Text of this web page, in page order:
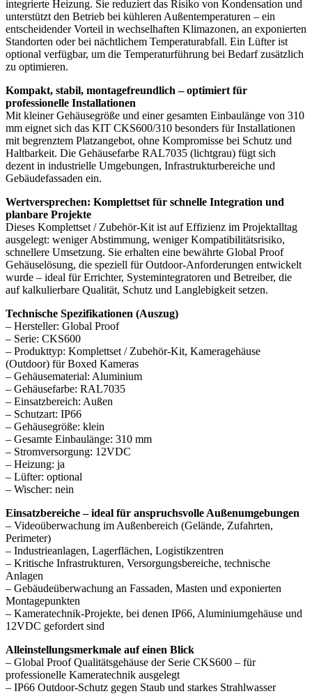
integrierte Heizung. Sie reduziert das Risiko von Kondensation und
unterstützt den Betrieb bei kühleren Außentemperaturen – ein
entscheidender Vorteil in wechselhaften Klimazonen, an exponierten
Standorten oder bei nächtlichem Temperaturabfall. Ein Lüfter ist
optional verfügbar, um die Temperaturführung bei Bedarf zusätzlich
zu optimieren.
Kompakt, stabil, montagefreundlich – optimiert für
professionelle Installationen
Mit kleiner Gehäusegröße und einer gesamten Einbaulänge von 310
mm eignet sich das KIT CKS600/310 besonders für Installationen
mit begrenztem Platzangebot, ohne Kompromisse bei Schutz und
Haltbarkeit. Die Gehäusefarbe RAL7035 (lichtgrau) fügt sich
dezent in industrielle Umgebungen, Infrastrukturbereiche und
Gebäudefassaden ein.
Wertversprechen: Komplettset für schnelle Integration und
planbare Projekte
Dieses Komplettset / Zubehör-Kit ist auf Effizienz im Projektalltag
ausgelegt: weniger Abstimmung, weniger Kompatibilitätsrisiko,
schnellere Umsetzung. Sie erhalten eine bewährte Global Proof
Gehäuselösung, die speziell für Outdoor-Anforderungen entwickelt
wurde – ideal für Errichter, Systemintegratoren und Betreiber, die
auf kalkulierbare Qualität, Schutz und Langlebigkeit setzen.
Technische Spezifikationen (Auszug)
– Hersteller: Global Proof
– Serie: CKS600
– Produkttyp: Komplettset / Zubehör-Kit, Kameragehäuse
(Outdoor) für Boxed Kameras
– Gehäusematerial: Aluminium
– Gehäusefarbe: RAL7035
– Einsatzbereich: Außen
– Schutzart: IP66
– Gehäusegröße: klein
– Gesamte Einbaulänge: 310 mm
– Stromversorgung: 12VDC
– Heizung: ja
– Lüfter: optional
– Wischer: nein
Einsatzbereiche – ideal für anspruchsvolle Außenumgebungen
– Videoüberwachung im Außenbereich (Gelände, Zufahrten,
Perimeter)
– Industrieanlagen, Lagerflächen, Logistikzentren
– Kritische Infrastrukturen, Versorgungsbereiche, technische
Anlagen
– Gebäudeüberwachung an Fassaden, Masten und exponierten
Montagepunkten
– Kameratechnik-Projekte, bei denen IP66, Aluminiumgehäuse und
12VDC gefordert sind
Alleinstellungsmerkmale auf einen Blick
– Global Proof Qualitätsgehäuse der Serie CKS600 – für
professionelle Kameratechnik ausgelegt
– IP66 Outdoor-Schutz gegen Staub und starkes Strahlwasser